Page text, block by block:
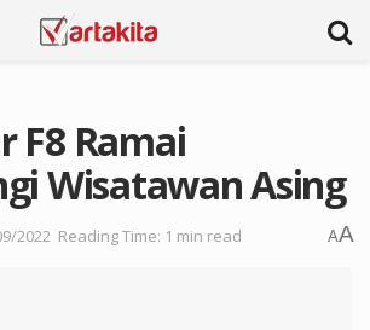
F8 Ramai
Wisatawan Asing
2022 Reading Time: 1 min read AA